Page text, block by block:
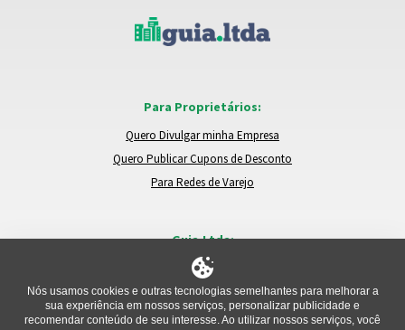
Para Proprietários:
Quero Divulgar minha Empresa
Quero Publicar Cupons de Desconto
Para Redes de Varejo
Guia.Ltda:
Locais e Empresas
Trocar de Região
Relatar um Problema
Nós usamos cookies e outras tecnologias semelhantes para melhorar a
sua experiência em nossos serviços, personalizar publicidade e
recomendar conteúdo de seu interesse. Ao utilizar nossos serviços, você